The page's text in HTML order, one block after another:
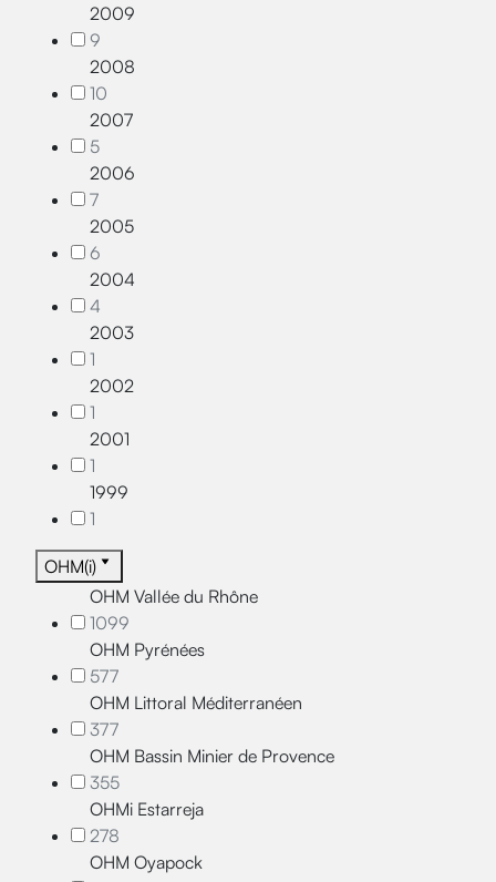
2009
9
2008
10
2007
5
2006
7
2005
6
2004
4
2003
1
2002
1
2001
1
1999
1
OHM(i)
OHM Vallée du Rhône
1099
OHM Pyrénées
577
OHM Littoral Méditerranéen
377
OHM Bassin Minier de Provence
355
OHMi Estarreja
278
OHM Oyapock